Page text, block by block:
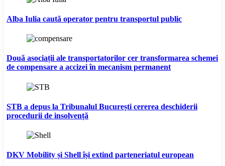
Alba Iulia caută operator pentru transportul public
Două asociații ale transportatorilor cer transformarea schemei
de compensare a accizei în mecanism permanent
STB a depus la Tribunalul București cererea deschiderii
procedurii de insolvență
DKV Mobility și Shell își extind parteneriatul european